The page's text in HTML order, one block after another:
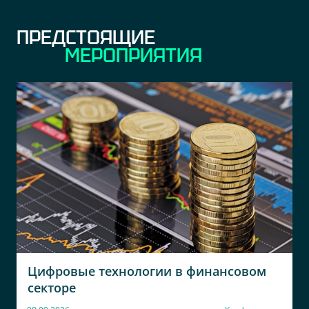
CIO
Специальные
технологии
CIO
НЕМИРОФФ Водка
ИТ Руководитель
PSNgroup
Старший бизнес-аналитик
ТД ЦУМ
Руководитель отдела
развития и сопровождения
ИС
Тинькофф
Кредитные Системы
Старший программист
Тинькофф
Кредитные Системы
Ведущий разработчик
Тинькофф
Кредитные Системы
ПРЕДСТОЯЩИЕ
МЕРОПРИЯТИЯ
Цифровые технологии в финансовом
секторе